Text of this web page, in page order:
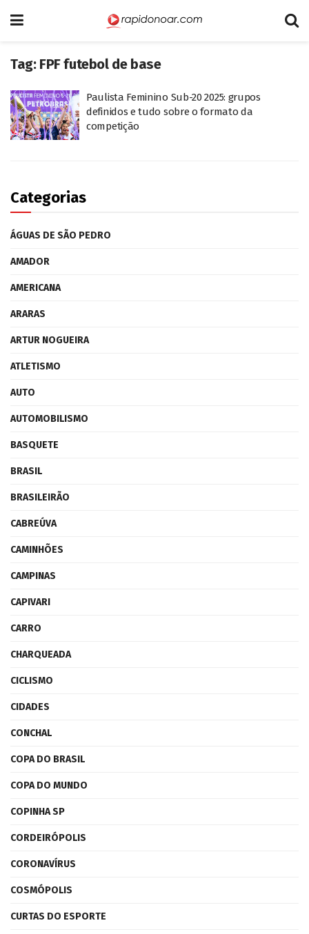
Tag: FPF futebol de base
Paulista Feminino Sub-20 2025: grupos
definidos e tudo sobre o formato da
competição
Categorias
ÁGUAS DE SÃO PEDRO
AMADOR
AMERICANA
ARARAS
ARTUR NOGUEIRA
ATLETISMO
AUTO
AUTOMOBILISMO
BASQUETE
BRASIL
BRASILEIRÃO
CABREÚVA
CAMINHÕES
CAMPINAS
CAPIVARI
CARRO
CHARQUEADA
CICLISMO
CIDADES
CONCHAL
COPA DO BRASIL
COPA DO MUNDO
COPINHA SP
CORDEIRÓPOLIS
CORONAVÍRUS
COSMÓPOLIS
CURTAS DO ESPORTE